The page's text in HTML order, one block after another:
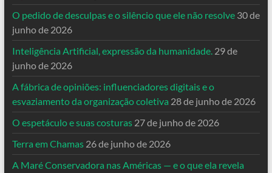
O pedido de desculpas e o silêncio que ele não resolve 30 de
junho de 2026
Inteligência Artificial, expressão da humanidade. 29 de
junho de 2026
A fábrica de opiniões: influenciadores digitais e o
esvaziamento da organização coletiva 28 de junho de 2026
O espetáculo e suas costuras 27 de junho de 2026
Terra em Chamas 26 de junho de 2026
A Maré Conservadora nas Américas — e o que ela revela